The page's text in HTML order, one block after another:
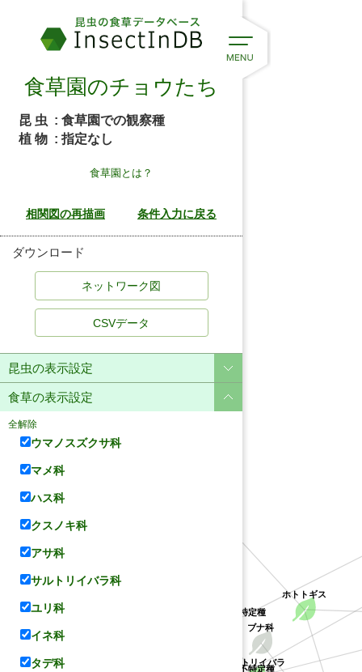
サルトリイバラ
ホトトギス
アカネ科 クチナシ属の不特定種
クソカズラ属の不特定種
ブナ科
食草園のチョウたち
昆 虫 : 食草園での観察種
植 物 : 指定なし
食草園とは？
ダウンロード
CSVデータ
昆虫の表示設定
食草の表示設定
全解除
ウマノスズクサ科
マメ科
ハス科
クスノキ科
アサ科
サルトリイバラ科
ユリ科
イネ科
タデ科